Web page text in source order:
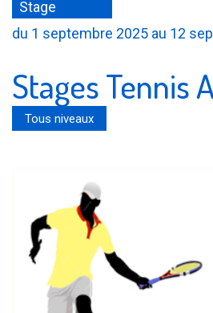
Stage
du 1 septembre 2025 au 12
Stages Tennis
Tous niveaux